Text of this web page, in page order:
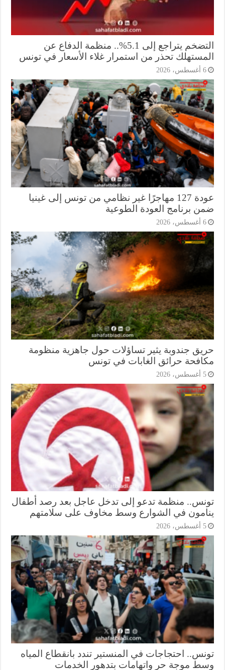
التضخم يتراجع إلى 5.1%.. منظمة الدفاع عن
تحذر من استمرار غلاء الأسعار في تونس
عودة 127 مهاجرًا غير نظامي من تونس إلى غينيا
برنامج العودة الطوعية
جندوبة يثير تساؤلات حول جاهزية منظومة
حرائق الغابات في تونس
منظمة تدعو إلى تدخل عاجل بعد رصد أطفال
في الشوارع وسط مخاوف على سلامتهم
احتجاجات في المنستير تندد بانقطاع المياه
موجة حر واتهامات بتدهور الخدمات